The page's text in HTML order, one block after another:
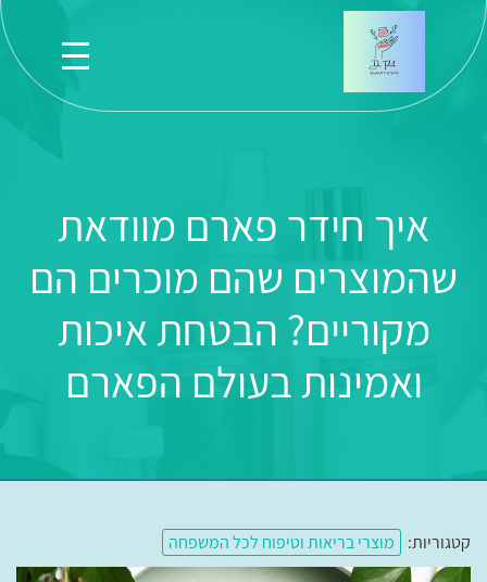
איך חידר פארם מוודאת
שהמוצרים שהם מוכרים הם
מקוריים? הבטחת איכות
ואמינות בעולם הפארם
קטגוריות: מוצרי בריאות וטיפוח לכל המשפחה